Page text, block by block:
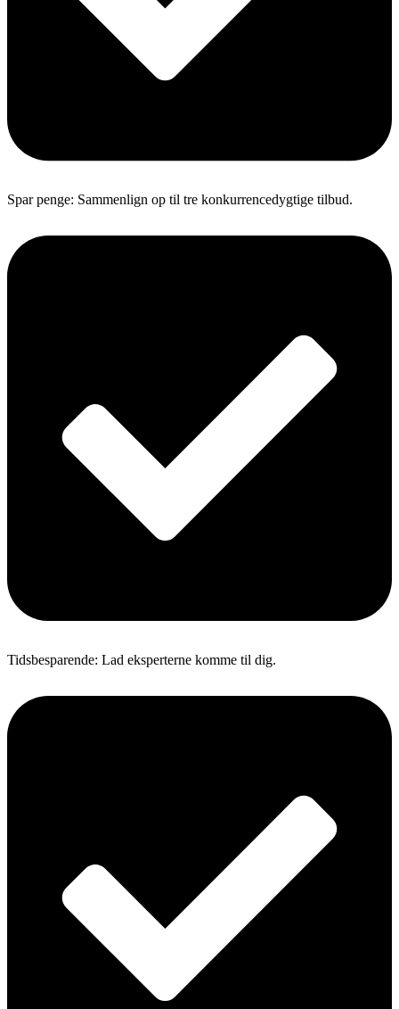
Spar penge: Sammenlign op til tre konkurrencedygtige tilbud.
Tidsbesparende: Lad eksperterne komme til dig.